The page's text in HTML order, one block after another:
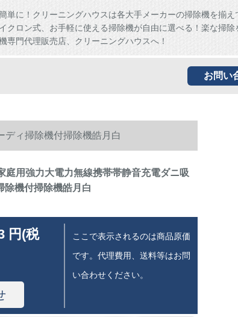
単に！クリーニングハウスは各大手メーカーの掃除機を揃え
クロン式、お手軽に使える掃除機が自由に選べる！楽な掃除
専門代理販売店、クリーニングハウスへ！
お問い
ィ掃除機付掃除機皓月白
庭用強力大電力無線携帯帯静音充電ダニ吸
除機付掃除機皓月白
円(税
ここで表示されるのは商品原価
です。代理費用、送料等はお問
い合わせください。